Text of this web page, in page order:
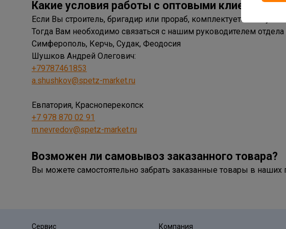
Какие условия работы с оптовыми клиентами?
Если Вы строитель, бригадир или прораб, комплектуете смету и
Тогда Вам необходимо связаться с нашим руководителем
Симферополь, Керчь, Судак, Феодосия
Шушков Андрей Олегович:
+79787461853
a.shushkov@spetz-market.ru
Евпатория, Красноперекопск
+7 978 870 02 91
m.nevredov@spetz-market.ru
Возможен ли самовывоз заказанного товара?
Вы можете самостоятельно забрать заказанные товары в наших
Сервис Компания